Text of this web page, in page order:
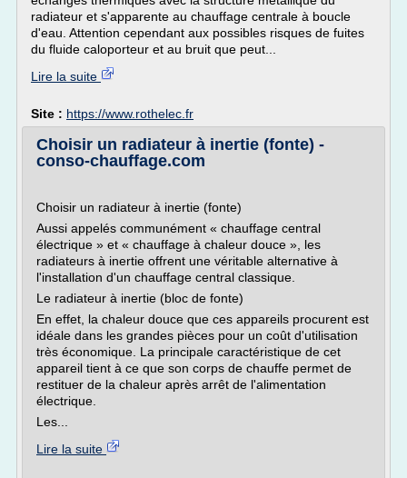
radiateur et s'apparente au chauffage centrale à boucle
d'eau. Attention cependant aux possibles risques de fuites
du fluide caloporteur et au bruit que peut...
Lire la suite
Site : https://www.rothelec.fr
Choisir un radiateur à inertie (fonte) -
conso-chauffage.com
Choisir un radiateur à inertie (fonte)
Aussi appelés communément « chauffage central
électrique » et « chauffage à chaleur douce », les
radiateurs à inertie offrent une véritable alternative à
l'installation d'un chauffage central classique.
Le radiateur à inertie (bloc de fonte)
En effet, la chaleur douce que ces appareils procurent est
idéale dans les grandes pièces pour un coût d'utilisation
très économique. La principale caractéristique de cet
appareil tient à ce que son corps de chauffe permet de
restituer de la chaleur après arrêt de l'alimentation
électrique.
Les...
Lire la suite